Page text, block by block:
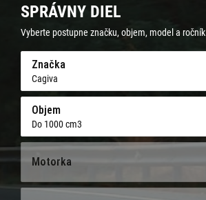
SPRÁVNY DIEL
Vyberte postupne značku, objem, model a ročník
Značka
Cagiva
Objem
Do 1000 cm3
Motorka